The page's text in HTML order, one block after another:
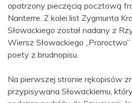
opatrzony pieczęcią pocztową
Nanterre. Z kolei list Zygmunta
Słowackiego został nadany z
Wiersz Słowackiego
poety z brudnopisu.
Na pierwszej stronie rękopisów
przypisywana Słowackiemu,